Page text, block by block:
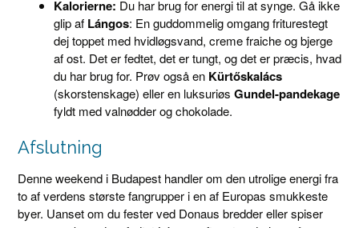
Kalorierne: Du har brug for energi til at synge. Gå ikke
glip af Lángos: En guddommelig omgang friturestegt
dej toppet med hvidløgsvand, creme fraiche og bjerge
af ost. Det er fedtet, det er tungt, og det er præcis, hvad
du har brug for. Prøv også en Kürtőskalács
(skorstenskage) eller en luksuriøs Gundel-pandekage
fyldt med valnødder og chokolade.
Afslutning
Denne weekend i Budapest handler om den utrolige energi fra
to af verdens største fangrupper i en af Europas smukkeste
byer. Uanset om du fester ved Donaus bredder eller spiser